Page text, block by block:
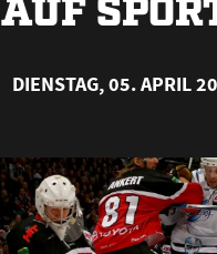
DIENSTAG, 05. APRIL